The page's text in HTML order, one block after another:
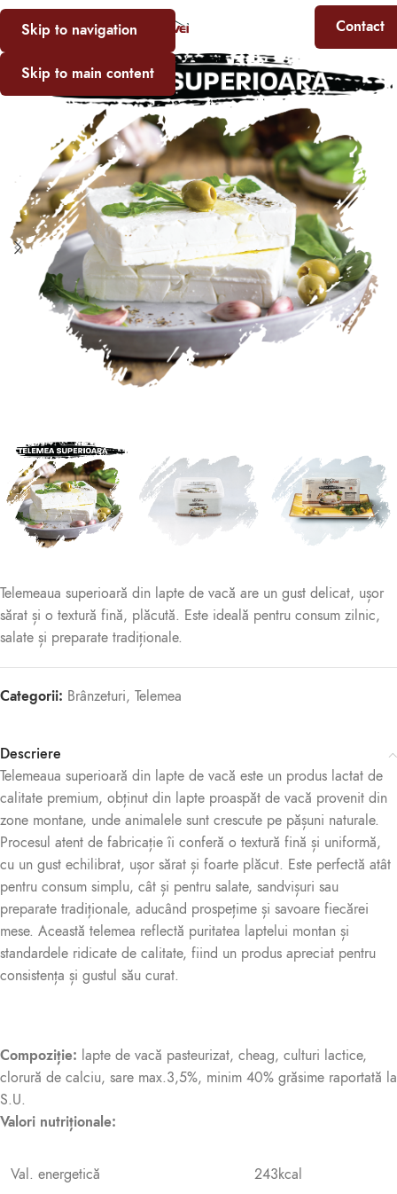
Skip to navigation
Skip to main content
Contact
Telemeaua superioară din lapte de vacă are un gust delicat, ușor
sărat și o textură fină, plăcută. Este ideală pentru consum zilnic,
salate și preparate tradiționale.
Categorii: Brânzeturi, Telemea
Descriere
Telemeaua superioară din lapte de vacă este un produs lactat de
calitate premium, obținut din lapte proaspăt de vacă provenit din
zone montane, unde animalele sunt crescute pe pășuni naturale.
Procesul atent de fabricație îi conferă o textură fină și uniformă,
cu un gust echilibrat, ușor sărat și foarte plăcut. Este perfectă atât
pentru consum simplu, cât și pentru salate, sandvișuri sau
preparate tradiționale, aducând prospețime și savoare fiecărei
mese. Această telemea reflectă puritatea laptelui montan și
standardele ridicate de calitate, fiind un produs apreciat pentru
consistența și gustul său curat.
Compoziție: lapte de vacă pasteurizat, cheag, culturi lactice,
clorură de calciu, sare max.3,5%, minim 40% grăsime raportată la
S.U.
Valori nutriționale:
Val. energetică 243kcal